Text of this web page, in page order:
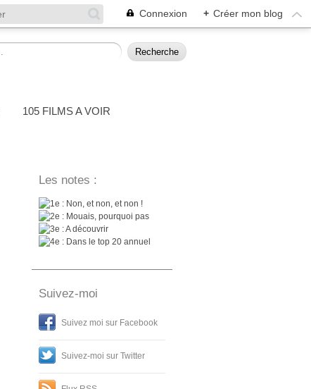
Connexion + Créer mon blog
105 FILMS A VOIR
Les notes :
: Non, et non, et non !
: Mouais, pourquoi pas
: A découvrir
: Dans le top 20 annuel
Suivez-moi
Suivez moi sur Facebook
Suivez-moi sur Twitter